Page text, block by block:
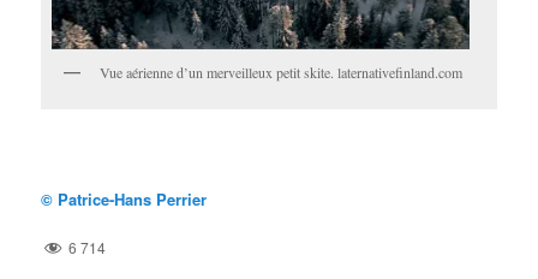
Vue aérienne d’un merveilleux petit skite. laternativefinland.com
© Patrice-Hans Perrier
6 714